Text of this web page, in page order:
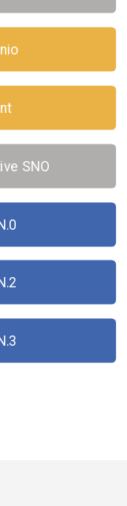
SNO